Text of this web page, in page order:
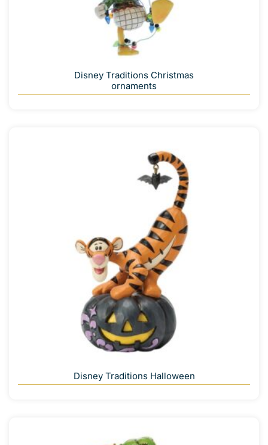
Disney Traditions Christmas
ornaments
Disney Traditions Halloween